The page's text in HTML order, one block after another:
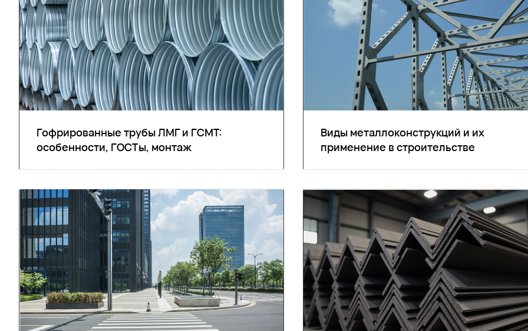
Гофрированные трубы ЛМГ и ГСМТ:
особенности, ГОСТы, монтаж
Виды металлоконструкций и их
применение в строительстве